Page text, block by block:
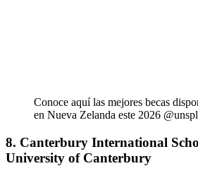
Conoce aquí las mejores becas
en Nueva Zelanda este 2026
8. Canterbury International
University of Canterbury